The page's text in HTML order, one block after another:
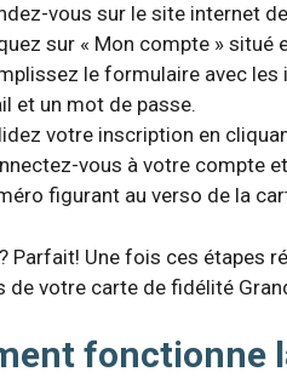
vous sur le site internet
sur « Mon compte » situé
le formulaire avec
et un mot de passe.
votre inscription en
vous à votre compte
figurant au verso de la
Parfait! Une fois ces étapes
de votre carte de fidélité
fonctionne